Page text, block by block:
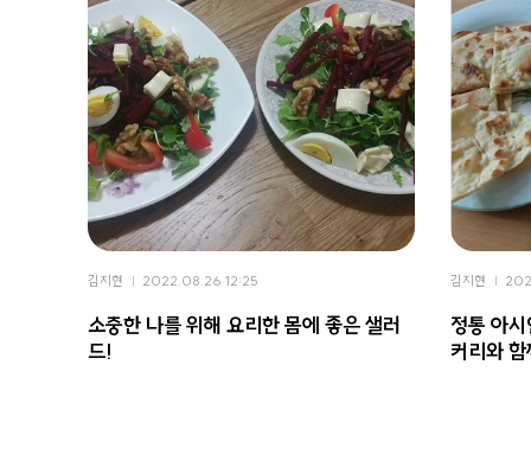
김지현 2022.08.26 12:25
소중한 나를 위해 요리한 몸에 좋은 샐러
드!
김지현
정통 아
커리와